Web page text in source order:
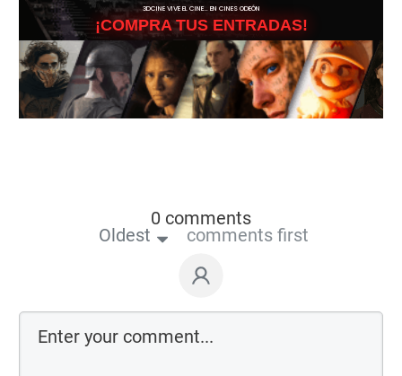
3DCINE VIVE EL CINE… EN CINES ODEÓN
¡COMPRA TUS ENTRADAS!
0 comments
Oldest comments first